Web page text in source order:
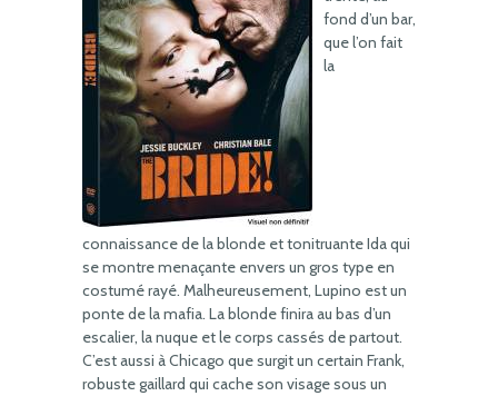
fond d’un bar,
que l’on fait
la
connaissance de la blonde et tonitruante Ida qui
se montre menaçante envers un gros type en
costumé rayé. Malheureusement, Lupino est un
ponte de la mafia. La blonde finira au bas d’un
escalier, la nuque et le corps cassés de partout.
C’est aussi à Chicago que surgit un certain Frank,
robuste gaillard qui cache son visage sous un